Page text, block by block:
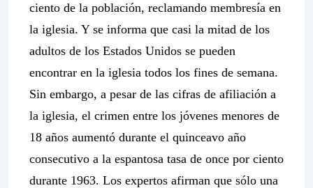
ciento de la población, reclamando membresía en
la iglesia. Y se informa que casi la mitad de los
adultos de los Estados Unidos se pueden
encontrar en la iglesia todos los fines de semana.
Sin embargo, a pesar de las cifras de afiliación a
la iglesia, el crimen entre los jóvenes menores de
18 años aumentó durante el quinceavo año
consecutivo a la espantosa tasa de once por ciento
durante 1963. Los expertos afirman que sólo una